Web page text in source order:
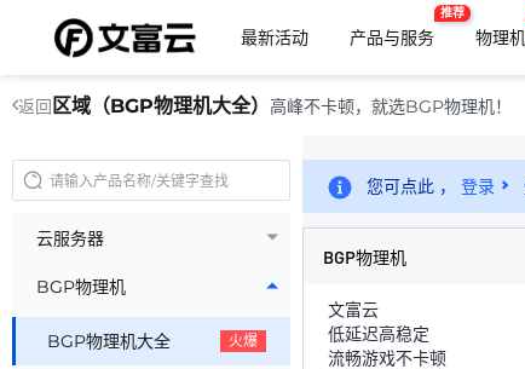
最新活动 产品与服务
推荐
物理机
返回 区域（BGP物理机大全） 高峰不卡顿，就选BGP物理机！
云服务器
BGP物理机
BGP物理机大全 火爆
您可点此 ， 登录
BGP物理机
文富云
低延迟高稳定
流畅游戏不卡顿